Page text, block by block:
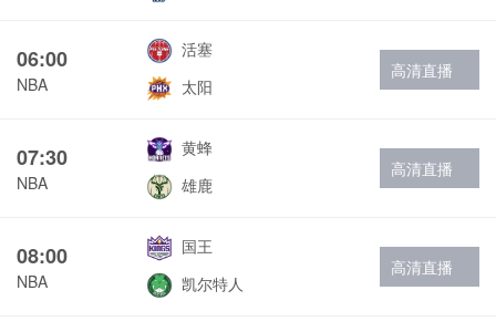
06:00
NBA
活塞
太阳
高清直播
07:30
NBA
黄蜂
雄鹿
高清直播
08:00
NBA
国王
凯尔特人
高清直播